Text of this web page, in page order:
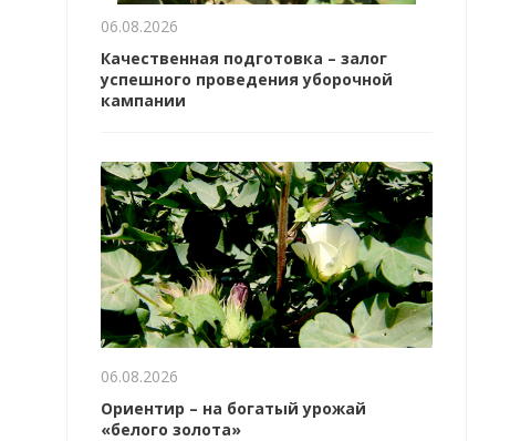
06.08.2026
Качественная подготовка – залог
успешного проведения уборочной
кампании
06.08.2026
Ориентир – на богатый урожай
«белого золота»